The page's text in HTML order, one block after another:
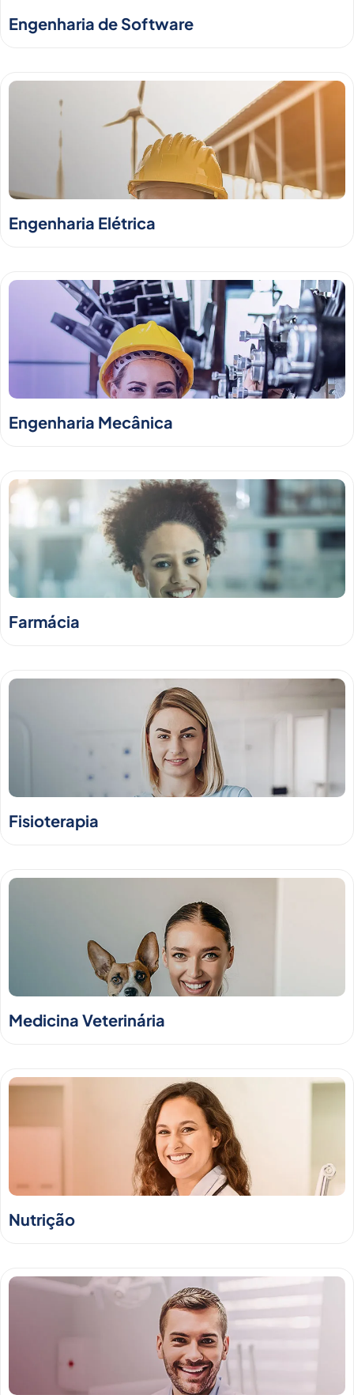
Engenharia de Software
Engenharia Elétrica
Engenharia Mecânica
Farmácia
Fisioterapia
Medicina Veterinária
Nutrição